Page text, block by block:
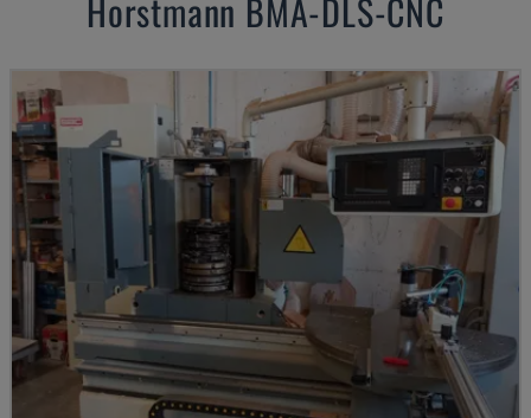
Horstmann BMA-DLS-CNC